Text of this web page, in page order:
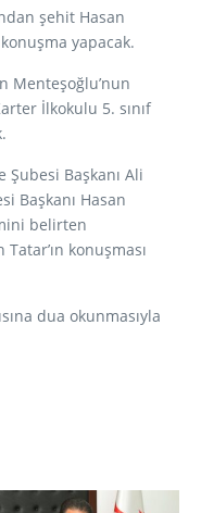
şehit Hasan
yapacak.
Menteşoğlu’nun
İlkokulu 5. sınıf
Şubesi Başkanı Ali
Başkanı Hasan
belirten
konuşması
dua okunmasıyla